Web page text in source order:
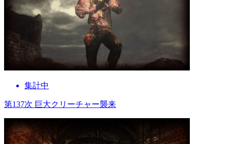
集計中
第137次 巨大クリーチャー襲来